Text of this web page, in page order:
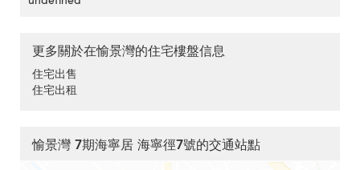
更多關於在愉景灣的住宅樓盤信息
住宅出售
住宅出租
愉景灣 7期海寧居 海寧徑7號的交通站點